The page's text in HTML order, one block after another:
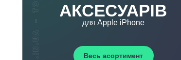
АКСЕСУАРІВ
для Apple iPhone
Весь асортимент